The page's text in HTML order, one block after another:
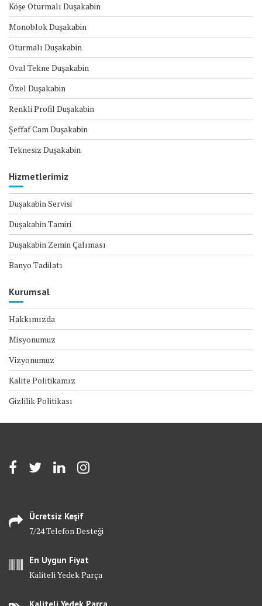
Köşe Oturmalı Duşakabin
Monoblok Duşakabin
Oturmalı Duşakabin
Oval Tekne Duşakabin
Özel Duşakabin
Renkli Profil Duşakabin
Şeffaf Cam Duşakabin
Teknesiz Duşakabin
Hizmetlerimiz
Duşakabin Servisi
Duşakabin Tamiri
Duşakabin Zemin Çalıması
Banyo Tadilatı
Kurumsal
Hakkımızda
Misyonumuz
Vizyonumuz
Kalite Politikamız
Gizlilik Politikası
Ücretsiz Keşif
7/24 Telefon Desteği
En Uygun Fiyat
Kaliteli Yedek Parça